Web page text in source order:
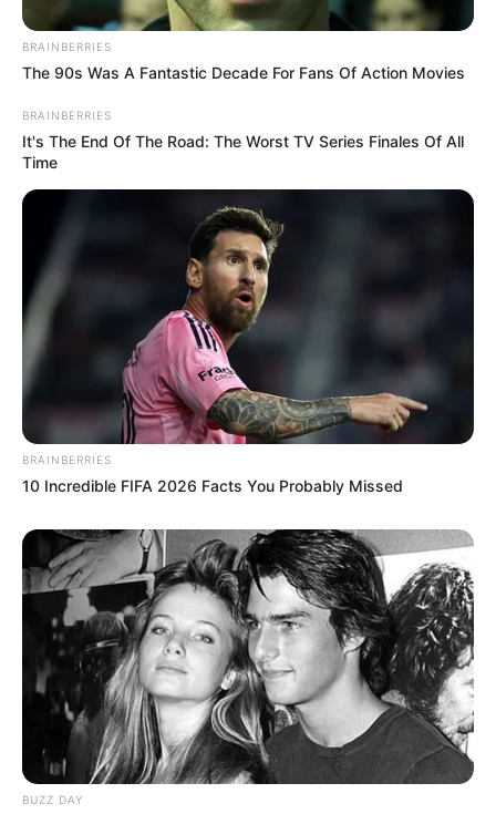
BRAINBERRIES
The 90s Was A Fantastic Decade For Fans Of Action Movies
BRAINBERRIES
It's The End Of The Road: The Worst TV Series Finales Of All
Time
BRAINBERRIES
10 Incredible FIFA 2026 Facts You Probably Missed
BUZZ DAY